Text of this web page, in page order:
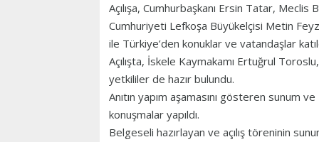
Açılışa, Cumhurbaşkanı Ersin Tatar,
Cumhuriyeti Lefkoşa Büyükelçisi Metin
ile Türkiye’den konuklar ve vatandaşlar
Açılışta, İskele Kaymakamı Ertuğrul
yetkililer de hazır bulundu.
Anıtın yapım aşamasını gösteren sunum
konuşmalar yapıldı.
Belgeseli hazırlayan ve açılış töreninin